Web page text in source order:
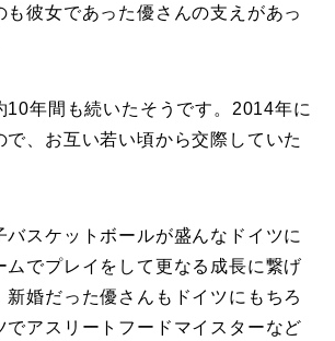
も彼女であった優さんの支えがあっ
10年間も続いたそうです。2014年に
で、お互い若い頃から交際していた
バスケットボールが盛んなドイツに
ムでプレイをして更なる成長に繋げ
新婚だった優さんもドイツにもちろ
でアスリートフードマイスターなど